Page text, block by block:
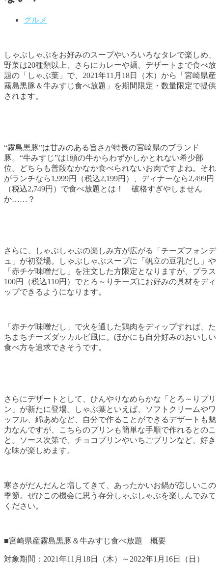
グルメ
しゃぶしゃぶをお好みのスープやいろいろなタレで楽しめ、
野菜は20種類以上、さらにカレーや麺、デザートまで食べ放
題の「しゃぶ葉」で、2021年11月18日（木）から「宮崎県産
霧島黒豚＆牛みすじ食べ放題」を期間限定・数量限定で提供
されます。
“霧島黒豚”は甘みのある旨さが特長の宮崎県のブランド
豚。“牛みすじ”は1頭の牛からわずかしかとれない希少部
位。どちらも普段なかなか食べられないお肉ですよね。それ
がランチなら1,999円（税込2,199円）、ディナーなら2,499円
（税込2,749円）で食べ放題とは！ 破格すぎやしません
か……？
さらに、しゃぶしゃぶの楽しみ方が広がる「チーズフォンデ
ュ」が初登場。しゃぶしゃぶスープに「帆立の豆乳だし」や
「赤チゲ味噌だし」を注文した方限定となりますが、プラス
100円（税込110円）でとろ～りチーズにお好みの具材をディ
ップできるようになります。
「赤チゲ味噌だし」で火を通した鶏肉をディップすれば、た
ちまちチーズダッカルビ風に。ほかにも自分好みのおいしい
食べ方を追求できそうです。
さらにデザートとして、ひんやりなめらかな「とろ～りプリ
ン」が新たに登場。しゃぶ葉といえば、ソフトクリームやワ
ッフル、綿あめなど、自分で作ることができるデザートも魅
力なんですが、こちらのプリンも簡単な手順で作れるとのこ
と。ソース次第で、チョコプリンやいちごプリンなど、好き
な味が楽しめます。
寒さがだんだんと増してきて、あったかいお鍋が恋しいこの
季節。ぜひこの機会に思う存分しゃぶしゃぶを楽しんでみて
ください。
■宮崎県産霧島黒豚＆牛みすじ食べ放題 概要
対象期間：2021年11月18日（木）～2022年1月16日（日）